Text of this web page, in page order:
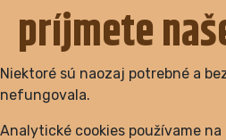
príjmete
Niektoré sú naozaj potrebné a
nefungovala.
Analytické cookies používame